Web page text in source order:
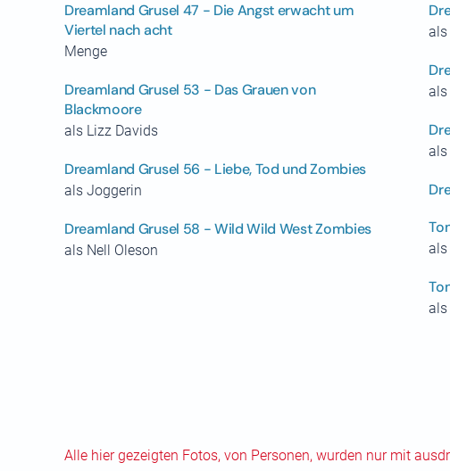
Dreamland Grusel 47 - Die Angst erwacht um
Viertel nach acht
Menge
Dreamland Grusel 53 - Das Grauen von
Blackmoore
als Lizz Davids
Dreamland Grusel 56 - Liebe, Tod und Zombies
als Joggerin
Dreamland Grusel 58 - Wild Wild West Zombies
als Nell Oleson
als
als
als
als
als
Alle hier gezeigten Fotos, von Personen, wurden nur mit